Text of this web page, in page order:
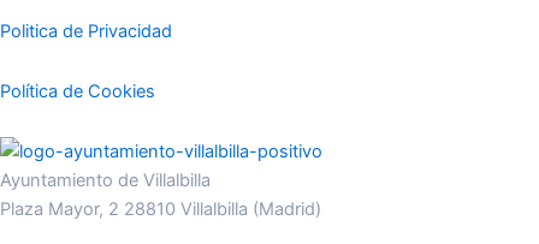
Politica de Privacidad
Política de Cookies
Ayuntamiento de Villalbilla
Plaza Mayor, 2 28810 Villalbilla (Madrid)